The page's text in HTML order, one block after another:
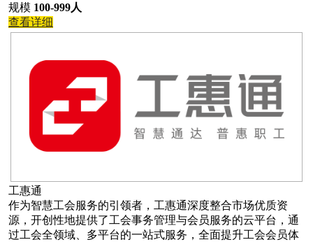
规模 100-999人
查看详细
工惠通
作为智慧工会服务的引领者，工惠通深度整合市场优质资
源，开创性地提供了工会事务管理与会员服务的云平台，通
过工会全领域、多平台的一站式服务，全面提升工会会员体